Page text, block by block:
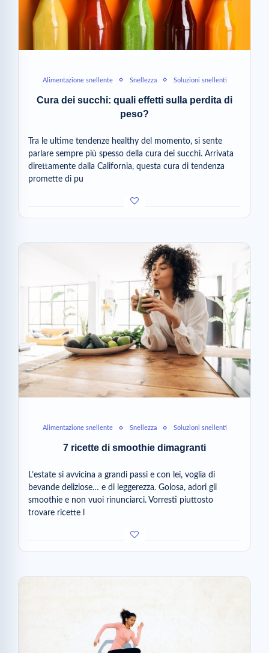
Alimentazione snellente Snellezza Soluzioni snellenti
Cura dei succhi: quali effetti sulla perdita di
peso?
Tra le ultime tendenze healthy del momento, si sente
parlare sempre più spesso della cura dei succhi. Arrivata
direttamente dalla California, questa cura di tendenza
promette di pu
Alimentazione snellente Snellezza Soluzioni snellenti
7 ricette di smoothie dimagranti
L’estate si avvicina a grandi passi e con lei, voglia di
bevande deliziose… e di leggerezza. Golosa, adori gli
smoothie e non vuoi rinunciarci. Vorresti piuttosto
trovare ricette l